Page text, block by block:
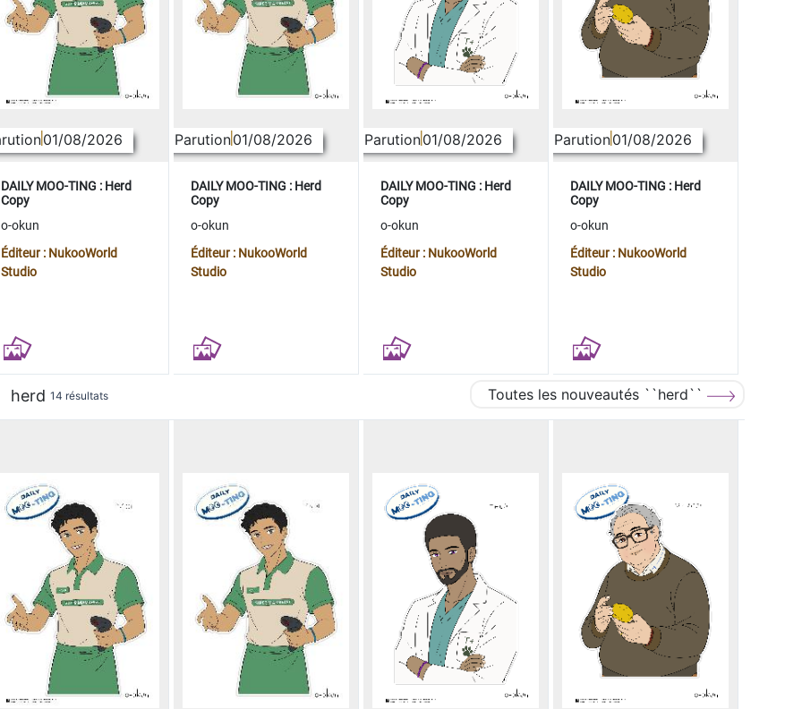
01/08/2026
DAILY MOO-TING : Herd
Copy
o-okun
Éditeur : NukooWorld
Studio
Parution01/08/2026
DAILY MOO-TING : Herd
Copy
o-okun
Éditeur : NukooWorld
Studio
Parution01/08/2026
DAILY MOO-TING : Herd
Copy
o-okun
Éditeur : NukooWorld
Studio
Parution01/08/2026
DAILY MOO-TING : Herd
Copy
o-okun
Éditeur : NukooWorld
Studio
herd 14 résultats Toutes les nouveautés ``herd``